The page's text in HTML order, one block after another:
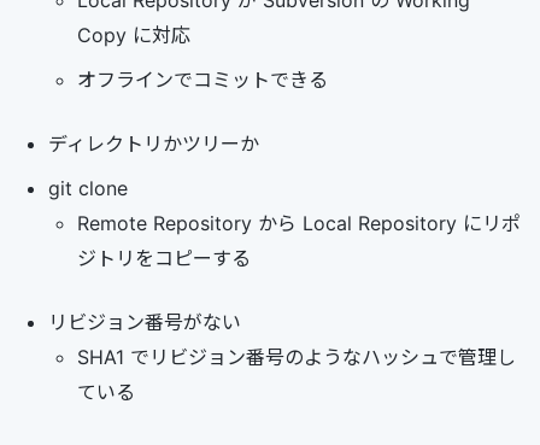
Copy に対応
オフラインでコミットできる
ディレクトリかツリーか
git clone
Remote Repository から Local Repository にリポ
ジトリをコピーする
リビジョン番号がない
SHA1 でリビジョン番号のようなハッシュで管理し
ている